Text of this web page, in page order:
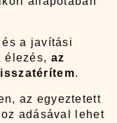
a javítási
élezés, az
.
az egyeztetett
adásával lehet